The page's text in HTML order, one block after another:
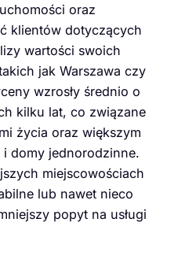
oraz
klientów dotyczących
wartości swoich
jak Warszawa czy
wzrosły średnio o
kilku lat, co związane
życia oraz większym
domy jednorodzinne.
miejscowościach
lub nawet nieco
popyt na usługi